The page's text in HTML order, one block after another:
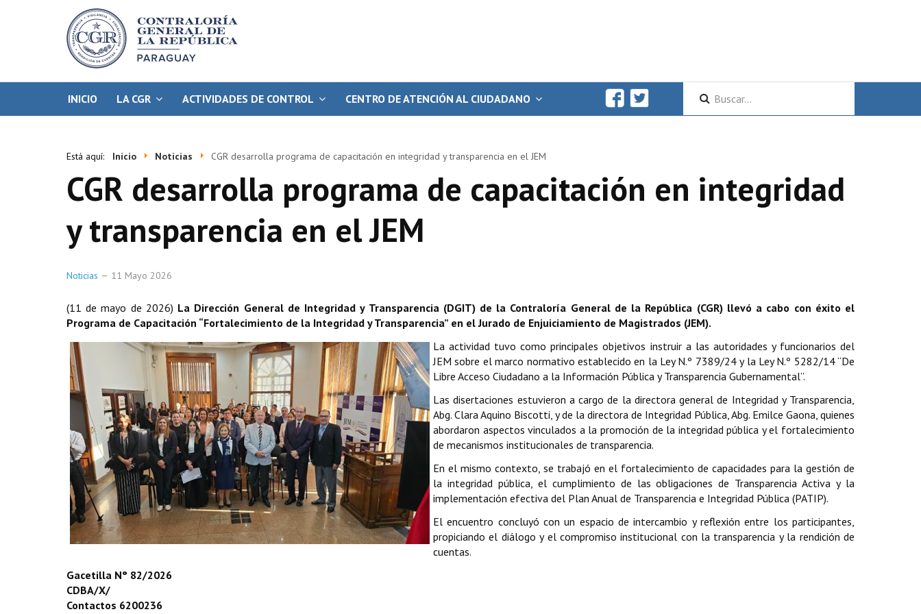
INICIO LA CGR ACTIVIDADES DE CONTROL CENTRO DE ATENCIÓN AL CIUDADANO
Está aquí: Inicio Noticias CGR desarrolla programa de capacitación en integridad y transparencia en el JEM
CGR desarrolla programa de capacitación en integridad
y transparencia en el JEM
Noticias 11 Mayo 2026
(11 de mayo de 2026) La Dirección General de Integridad y Transparencia (DGIT) de la Contraloría General de la República (CGR) llevó a cabo con éxito el
Programa de Capacitación “Fortalecimiento de la Integridad y Transparencia” en el Jurado de Enjuiciamiento de Magistrados (JEM).
La actividad tuvo como principales objetivos instruir a las autoridades y funcionarios del
JEM sobre el marco normativo establecido en la Ley N.º 7389/24 y la Ley N.º 5282/14 “De
Libre Acceso Ciudadano a la Información Pública y Transparencia Gubernamental”.
Las disertaciones estuvieron a cargo de la directora general de Integridad y Transparencia,
Abg. Clara Aquino Biscotti, y de la directora de Integridad Pública, Abg. Emilce Gaona, quienes
abordaron aspectos vinculados a la promoción de la integridad pública y el fortalecimiento
de mecanismos institucionales de transparencia.
En el mismo contexto, se trabajó en el fortalecimiento de capacidades para la gestión de
la integridad pública, el cumplimiento de las obligaciones de Transparencia Activa y la
implementación efectiva del Plan Anual de Transparencia e Integridad Pública (PATIP).
El encuentro concluyó con un espacio de intercambio y reflexión entre los participantes,
propiciando el diálogo y el compromiso institucional con la transparencia y la rendición de
cuentas.
Gacetilla N° 82/2026
CDBA/X/
Contactos 6200236